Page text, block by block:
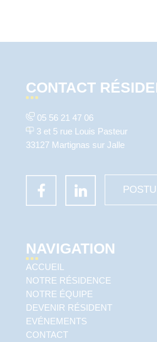
CONTACT
05 56 21 47 06
3 et 5 rue Louis Pasteur
33127 Martignas sur Jalle
NAVIGATION
ACCUEIL
NOTRE RÉSIDENCE
NOTRE ÉQUIPE
DEVENIR RÉSIDENT
EVÉNEMENTS
CONTACT